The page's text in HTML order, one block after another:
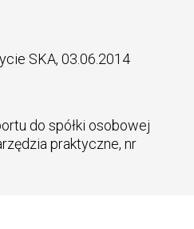
SKA, 03.06.2014
do spółki osobowej
praktyczne, nr